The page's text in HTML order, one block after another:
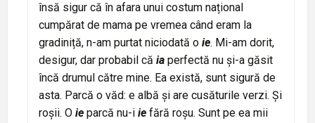
însă sigur că în afara unui costum național
cumpărat de mama pe vremea când eram la
gradiniță, n-am purtat niciodată o ie. Mi-am dorit,
desigur, dar probabil că ia perfectă nu și-a găsit
încă drumul către mine. Ea există, sunt sigură de
asta. Parcă o văd: e albă și are cusăturile verzi. Și
roșii. O ie parcă nu-i ie fără roșu. Sunt pe ea mii